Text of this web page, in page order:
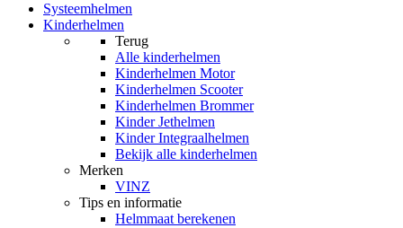
Systeemhelmen
Kinderhelmen
Terug
Alle kinderhelmen
Kinderhelmen Motor
Kinderhelmen Scooter
Kinderhelmen Brommer
Kinder Jethelmen
Kinder Integraalhelmen
Bekijk alle kinderhelmen
Merken
VINZ
Tips en informatie
Helmmaat berekenen